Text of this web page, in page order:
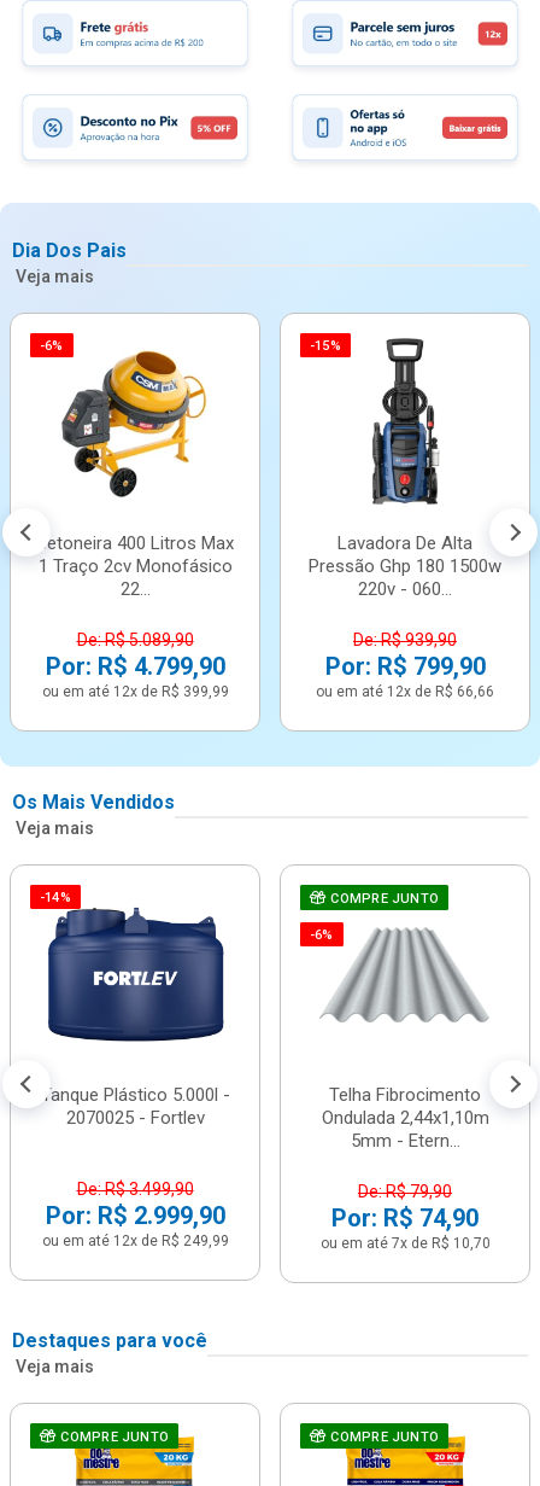
Dia Dos Pais
Veja mais
-6%
Betoneira 400 Litros Max
1 Traço 2cv Monofásico
22...
De: R$ 5.089,90
Por: R$ 4.799,90
ou em até 12x de R$ 399,99
-15%
Lavadora De Alta
Pressão Ghp 180 1500w
220v - 060...
De: R$ 939,90
Por: R$ 799,90
ou em até 12x de R$ 66,66
Os Mais Vendidos
Veja mais
-14%
Tanque Plástico 5.000l -
2070025 - Fortlev
De: R$ 3.499,90
Por: R$ 2.999,90
ou em até 12x de R$ 249,99
COMPRE JUNTO
-6%
Telha Fibrocimento
Ondulada 2,44x1,10m
5mm - Etern...
De: R$ 79,90
Por: R$ 74,90
ou em até 7x de R$ 10,70
Destaques para você
Veja mais
COMPRE JUNTO COMPRE JUNTO